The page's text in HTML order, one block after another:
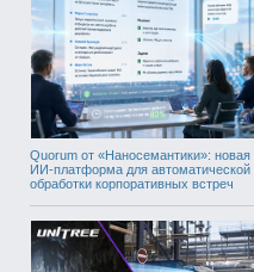
Quorum от «Наносемантики»: новая
ИИ-платформа для автоматической
обработки корпоративных встреч